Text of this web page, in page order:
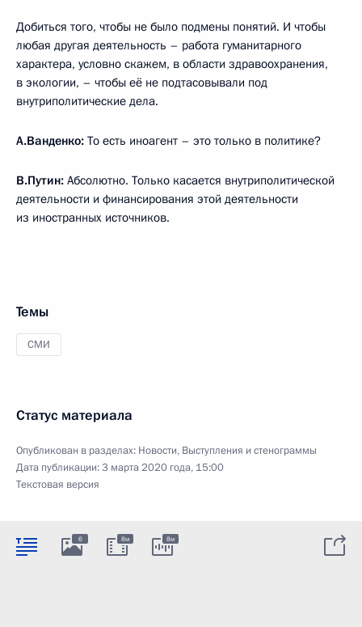
Добиться того, чтобы не было подмены понятий. И чтобы
любая другая деятельность – работа гуманитарного
характера, условно скажем, в области здравоохранения,
в экологии, – чтобы её не подтасовывали под
внутриполитические дела.
А.Ванденко: То есть иноагент – это только в политике?
В.Путин: Абсолютно. Только касается внутриполитической
деятельности и финансирования этой деятельности
из иностранных источников.
Темы
СМИ
Статус материала
Опубликован в разделах: Новости, Выступления и стенограммы
Дата публикации:3 марта 2020 года, 15:00
Текстовая версия
6 8м 8м